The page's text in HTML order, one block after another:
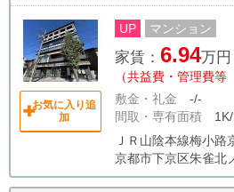
お気に入り追
加
UP マンション
家賃： 6.94万円
（共益費・管理費
敷金・礼金 -/-
間取・専有面積 1K/
ＪＲ山陰本線梅小路
京都市下京区朱雀北